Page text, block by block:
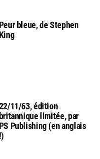
Peur bleue, de Stephen
King
11/63, édition
britannique limitée, par
PS Publishing (en anglais
!)